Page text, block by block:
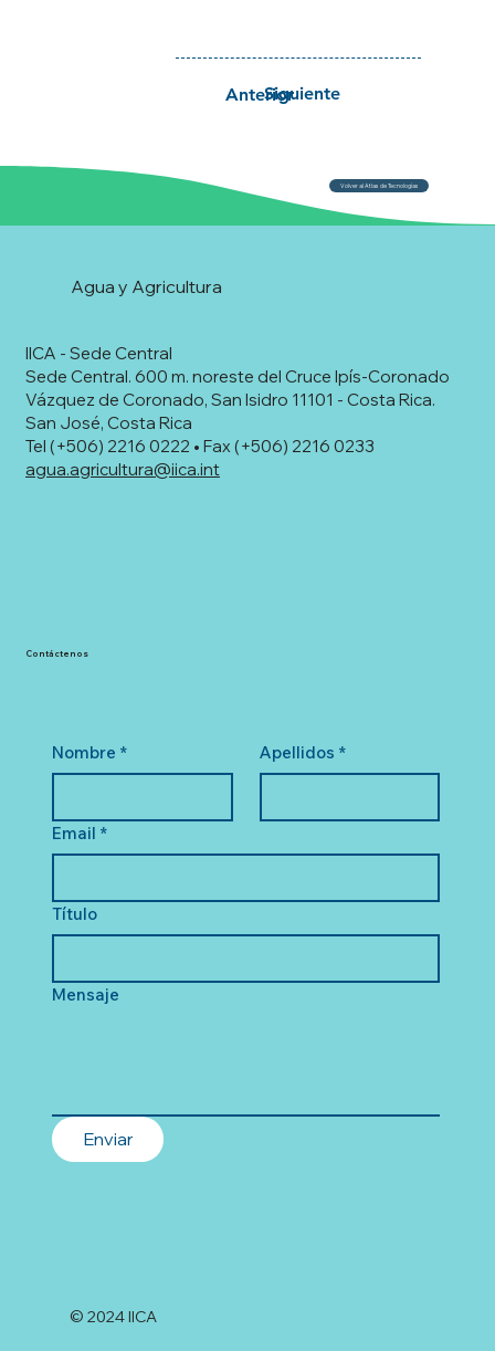
Siguiente
Anterior
Volver al Atlas de Tecnologías
IICA - Sede Central
Sede Central. 600 m. noreste del Cruce Ipís-Coronado
Vázquez de Coronado, San Isidro 11101 - Costa Rica.
San José, Costa Rica
Tel (+506) 2216 0222 • Fax (+506) 2216 0233
agua.agricultura@iica.int
Agua y Agricultura
Nombre * Apellidos *
Email *
Título
Mensaje
Enviar
Contáctenos
© 2024 IICA